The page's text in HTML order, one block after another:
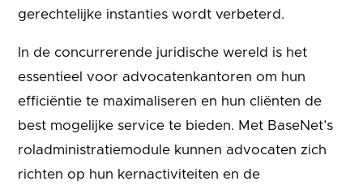
gerechtelijke instanties wordt verbeterd.
In de concurrerende juridische wereld is het
essentieel voor advocatenkantoren om hun
efficiëntie te maximaliseren en hun cliënten de
best mogelijke service te bieden. Met BaseNet’s
roladministratiemodule kunnen advocaten zich
richten op hun kernactiviteiten en de